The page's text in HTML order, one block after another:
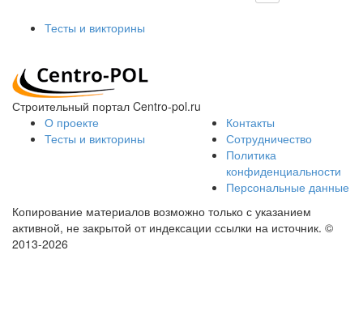
Тесты и викторины
Строительный портал Centro-pol.ru
О проекте
Тесты и викторины
Контакты
Сотрудничество
Политика
конфиденциальности
Персональные данные
Копирование материалов возможно только с указанием
активной, не закрытой от индексации ссылки на источник. ©
2013-2026